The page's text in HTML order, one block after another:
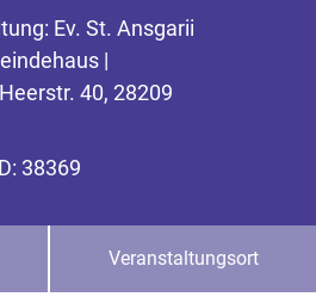
Ev. St. Ansgarii
|
40, 28209
38369
Veranstaltungsort